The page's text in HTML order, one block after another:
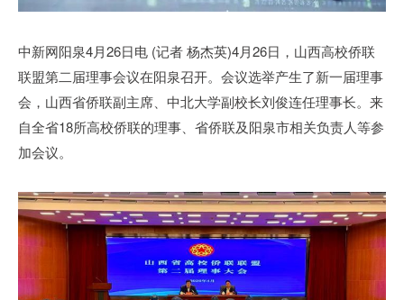
中新网阳泉4月26日电 (记者 杨杰英)4月26日，山西高校侨联
联盟第二届理事会议在阳泉召开。会议选举产生了新一届理事
会，山西省侨联副主席、中北大学副校长刘俊连任理事长。来
自全省18所高校侨联的理事、省侨联及阳泉市相关负责人等参
加会议。